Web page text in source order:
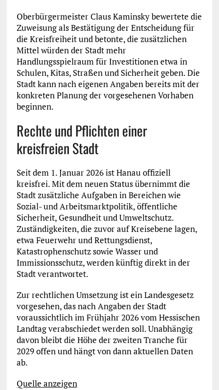
Oberbürgermeister Claus Kaminsky bewertete die
Zuweisung als Bestätigung der Entscheidung für
die Kreisfreiheit und betonte, die zusätzlichen
Mittel würden der Stadt mehr
Handlungsspielraum für Investitionen etwa in
Schulen, Kitas, Straßen und Sicherheit geben. Die
Stadt kann nach eigenen Angaben bereits mit der
konkreten Planung der vorgesehenen Vorhaben
beginnen.
Rechte und Pflichten einer
kreisfreien Stadt
Seit dem 1. Januar 2026 ist Hanau offiziell
kreisfrei. Mit dem neuen Status übernimmt die
Stadt zusätzliche Aufgaben in Bereichen wie
Sozial- und Arbeitsmarktpolitik, öffentliche
Sicherheit, Gesundheit und Umweltschutz.
Zuständigkeiten, die zuvor auf Kreisebene lagen,
etwa Feuerwehr und Rettungsdienst,
Katastrophenschutz sowie Wasser und
Immissionsschutz, werden künftig direkt in der
Stadt verantwortet.
Zur rechtlichen Umsetzung ist ein Landesgesetz
vorgesehen, das nach Angaben der Stadt
voraussichtlich im Frühjahr 2026 vom Hessischen
Landtag verabschiedet werden soll. Unabhängig
davon bleibt die Höhe der zweiten Tranche für
2029 offen und hängt von dann aktuellen Daten
ab.
Quelle anzeigen